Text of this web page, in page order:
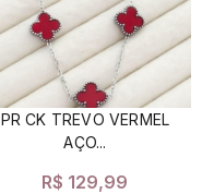
PR CK TREVO VERMEL
AÇO...
R$ 129,99